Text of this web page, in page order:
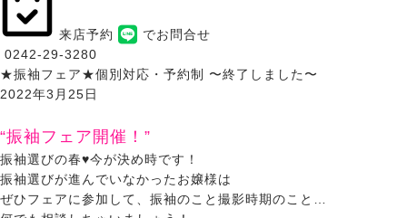
来店予約
でお問合せ
0242-29-3280
★振袖フェア★個別対応・予約制 〜終了しました〜
2022年3月25日
“振袖フェア開催！”
振袖選びの春♥今が決め時です！
振袖選びが進んでいなかったお嬢様は
ぜひフェアに参加して、振袖のこと撮影時期のこと…